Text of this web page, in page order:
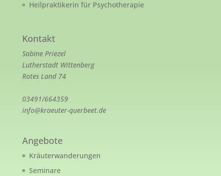
Heilpraktikerin für Psychotherapie
Kontakt
Sabine Priezel
Lutherstadt Wittenberg
Rotes Land 74
03491/664359
info@kraeuter-querbeet.de
Angebote
Kräuterwanderungen
Seminare